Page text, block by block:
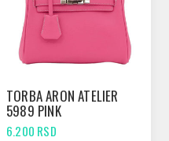
TORBA ARON ATELIER
5989 PINK
6.200 RSD